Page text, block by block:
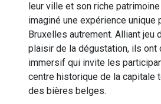
leur ville et son riche
imaginé une expérience unique
Bruxelles autrement. Alliant jeu
plaisir de la dégustation, ils ont
immersif qui invite les
centre historique de la capitale
des bières belges.